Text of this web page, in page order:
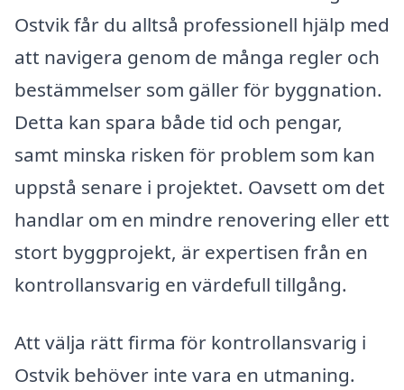
Ostvik får du alltså professionell hjälp med
att navigera genom de många regler och
bestämmelser som gäller för byggnation.
Detta kan spara både tid och pengar,
samt minska risken för problem som kan
uppstå senare i projektet. Oavsett om det
handlar om en mindre renovering eller ett
stort byggprojekt, är expertisen från en
kontrollansvarig en värdefull tillgång.
Att välja rätt firma för kontrollansvarig i
Ostvik behöver inte vara en utmaning.